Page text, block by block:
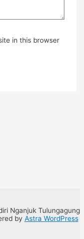
in this browser
Nganjuk Tulungagung
by Astra WordPress